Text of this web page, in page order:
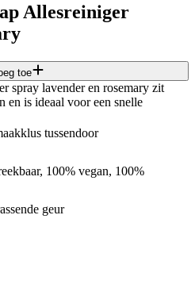
Allesreiniger
toe
spray lavender en rosemary zit
en is ideaal voor een snelle
tussendoor
100% vegan, 100%
geur